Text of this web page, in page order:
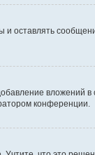
оставлять
вложений
конференции.